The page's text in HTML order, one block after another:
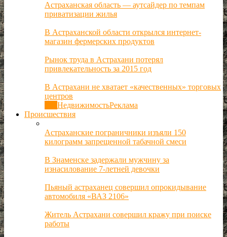
Астраханская область — аутсайдер по темпам
приватизации жилья
В Астраханской области открылся интернет-
магазин фермерских продуктов
Рынок труда в Астрахани потерял
привлекательность за 2015 год
В Астрахани не хватает «качественных» торговых
центров
НедвижимостьРеклама
Происшествия
Астраханские пограничники изъяли 150
килограмм запрещенной табачной смеси
В Знаменске задержали мужчину за
изнасилование 7-летней девочки
Пьяный астраханец совершил опрокидывание
автомобиля «ВАЗ 2106»
Житель Астрахани совершил кражу при поиске
работы